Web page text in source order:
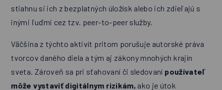
stiahnu si ich z bezplatných úložísk alebo ich zdieľajú s
inými ľuďmi cez tzv. peer-to-peer služby.
Väčšina z týchto aktivít pritom porušuje autorské práva
tvorcov daného diela a tým aj zákony mnohých krajín
sveta. Zároveň sa pri sťahovaní či sledovaní používateľ
môže vystaviť digitálnym rizikám, ako je útok